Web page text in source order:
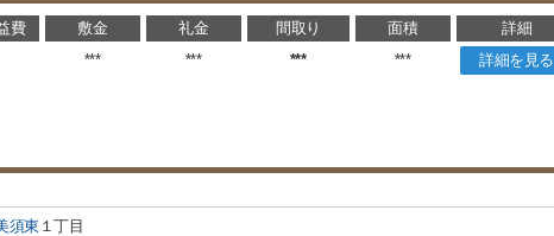
費 敷金 礼金 間取り 面積 詳細
*** *** *** *** 詳細を見る
須東 １丁目